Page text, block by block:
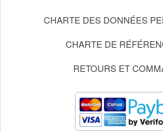
CHARTE DES DONNÉES
CHARTE DE
RETOURS ET